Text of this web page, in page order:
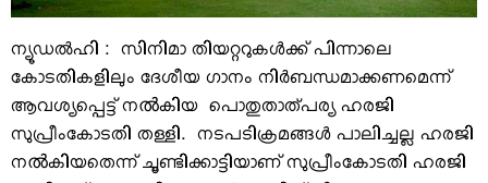
ന്യൂഡല്‍ഹി : സിനിമാ തിയറ്ററുകള്‍ക്ക് പിന്നാലെ
കോടതികളിലും ദേശീയ ഗാനം നിര്‍ബന്ധമാക്കണമെന്ന്
ആവശ്യപ്പെട്ട് നൽകിയ പൊതുതാത്പര്യ ഹരജി
സുപ്രീംകോടതി തള്ളി. നടപടിക്രമങ്ങള്‍ പാലിച്ചല്ല ഹരജി
നൽകിയതെന്ന് ചൂണ്ടിക്കാട്ടിയാണ് സുപ്രീംകോടതി ഹരജി